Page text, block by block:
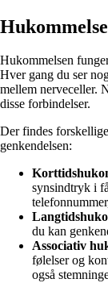
Hukommelsen
Hver gang du ser
mellem nerveceller.
disse forbindelser.
Der findes
genkendelsen:
synsindtryk i
du kan
Associativ
følelser og
også